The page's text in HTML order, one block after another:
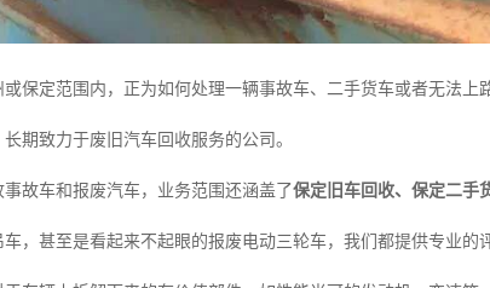
保定范围内，正为如何处理一辆事故车、二手货车或者无法
期致力于废旧汽车回收服务的公司。
故车和报废汽车，业务范围还涵盖了保定旧车回收、保定二手
，甚至是看起来不起眼的报废电动三轮车，我们都提供专业的